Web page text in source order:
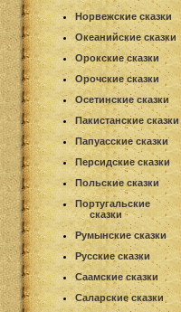
Норвежские сказки
Океанийские сказки
Орокские сказки
Орочские сказки
Осетинские сказки
Пакистанские сказки
Папуасские сказки
Персидские сказки
Польские сказки
Португальские
сказки
Румынские сказки
Русские сказки
Саамские сказки
Саларские сказки